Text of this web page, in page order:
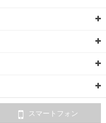
スマートフォン